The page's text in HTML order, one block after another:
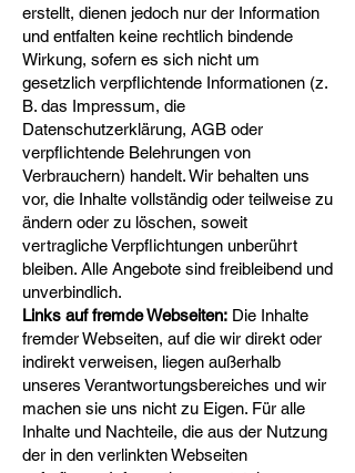
erstellt, dienen jedoch nur der Information
und entfalten keine rechtlich bindende
Wirkung, sofern es sich nicht um
gesetzlich verpflichtende Informationen (z.
B. das Impressum, die
Datenschutzerklärung, AGB oder
verpflichtende Belehrungen von
Verbrauchern) handelt. Wir behalten uns
vor, die Inhalte vollständig oder teilweise zu
ändern oder zu löschen, soweit
vertragliche Verpflichtungen unberührt
bleiben. Alle Angebote sind freibleibend und
unverbindlich.
Links auf fremde Webseiten: Die Inhalte
fremder Webseiten, auf die wir direkt oder
indirekt verweisen, liegen außerhalb
unseres Verantwortungsbereiches und wir
machen sie uns nicht zu Eigen. Für alle
Inhalte und Nachteile, die aus der Nutzung
der in den verlinkten Webseiten